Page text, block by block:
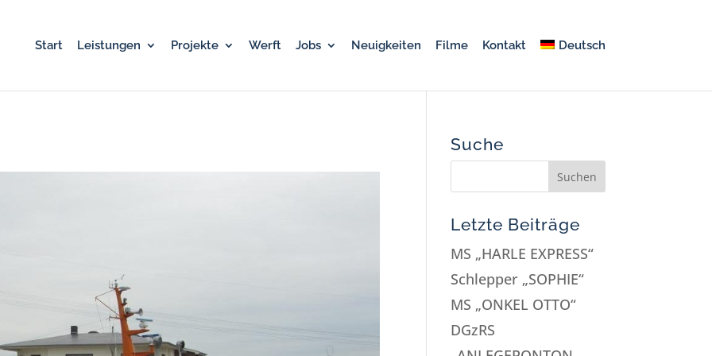
Start Leistungen Projekte Werft Jobs Neuigkeiten Filme Kontakt Deutsch
Suche
Letzte Beiträge
MS „HARLE EXPRESS“
Schlepper „SOPHIE“
MS „ONKEL OTTO“
DGzRS